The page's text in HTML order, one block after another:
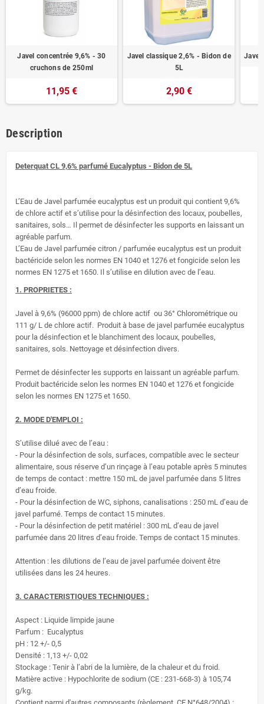
Javel concentrée 9,6% - 30
cruchons de 250ml
11,95 €
Javel classique 2,6% - Bidon de
5L
2,90 €
Javel
Description
Deterquat CL 9,6% parfumé Eucalyptus - Bidon de 5L
L’Eau de Javel parfumée eucalyptus est un produit qui contient 9,6%
de chlore actif et s’utilise pour la désinfection des locaux, poubelles,
sanitaires, sols… Il permet de désinfecter les supports en laissant un
agréable parfum.
L’Eau de Javel parfumée citron / parfumée eucalyptus est un produit
bactéricide selon les normes EN 1040 et 1276 et fongicide selon les
normes EN 1275 et 1650. Il s’utilise en dilution avec de l’eau.
1. PROPRIETES :
Javel à 9,6% (96000 ppm) de chlore actif ou 36° Chlorométrique ou
111 g/ L de chlore actif. Produit à base de javel parfumée eucalyptus
pour la désinfection et le blanchiment des locaux, poubelles,
sanitaires, sols. Nettoyage et désinfection divers.
Permet de désinfecter les supports en laissant un agréable parfum.
Produit bactéricide selon les normes EN 1040 et 1276 et fongicide
selon les normes EN 1275 et 1650.
2. MODE D'EMPLOI :
S’utilise dilué avec de l’eau :
- Pour la désinfection de sols, surfaces, compatible avec le secteur
alimentaire, sous réserve d’un rinçage à l’eau potable après 5 minutes
de temps de contact : mettre 150 mL de javel parfumée dans 5 litres
d’eau froide.
- Pour la désinfection de WC, siphons, canalisations : 250 mL d’eau de
javel parfumé. Temps de contact 15 minutes.
- Pour la désinfection de petit matériel : 300 mL d’eau de javel
parfumée dans 20 litres d’eau froide. Temps de contact 15 minutes.
Attention : les dilutions de l’eau de javel parfumée doivent être
utilisées dans les 24 heures.
3. CARACTERISTIQUES TECHNIQUES :
Aspect : Liquide limpide jaune
Parfum : Eucalyptus
pH : 12 +/- 0,5
Densité : 1,13 +/- 0,02
Stockage : Tenir à l’abri de la lumière, de la chaleur et du froid.
Matière active : Hypochlorite de sodium (CE : 231-668-3) à 105,74
g/kg.